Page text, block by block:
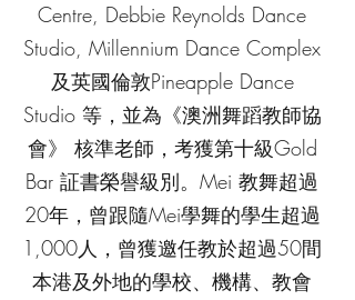
Centre, Debbie Reynolds Dance
Studio, Millennium Dance Complex
及英國倫敦Pineapple Dance
Studio 等，並為《澳洲舞蹈教師協
會》 核準老師，考獲第十級Gold
Bar 証書榮譽級別。Mei 教舞超過
20年，曾跟隨Mei學舞的學生超過
1,000人，曾獲邀任教於超過50間
本港及外地的學校、機構、教會